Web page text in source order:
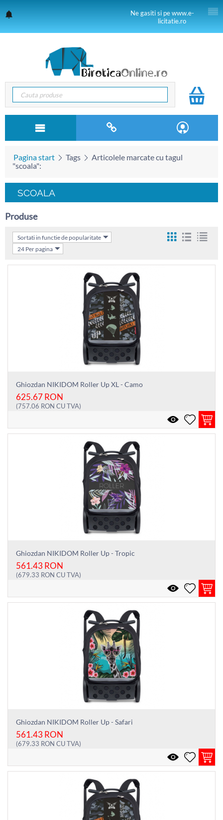
Ne gasiti si pe www.e-
licitatie.ro
Pagina start Tags
Articolele marcate cu tagul
"scoala":
SCOALA
Produse
Sortati in functie de popularitate
24 Per pagina
Ghiozdan NIKIDOM Roller Up XL - Camo
625.67RON
(757.06 RON CU TVA)
Ghiozdan NIKIDOM Roller Up - Tropic
561.43 RON
(679.33 RON CU TVA)
Ghiozdan NIKIDOM Roller Up - Safari
561.43 RON
(679.33 RON CU TVA)